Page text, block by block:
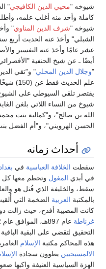
شيوخه "محيي الدين الكافيجي"
كاملة وأخذ منه أغلب علمه،
شيوخه "شرف الدين المناوي"
الشبلي" وأخذ عنه الحديث أربع
عشر عامًا وأخذ عنه التفسير
أيضًا ـ عن شيخ الحنفية
"وجلال الدين المحلي" و"تقي
علم
يقتصر تلقي السيوطي على
شيوخ من النساء اللاتي بلغن
الله بن صالح"، و"كمالية بنت
الحسن الهرويني"، و"أم الفضل
أحداث زمانه
سقطت الخلافة العباسية في بغداد
في أيدي المغول وتحطم معها كل
سقط، والخليفة الذي قُتل هو
بالمكتبة العربية الضخمة التي
كانت المصيبة أفدح، حيث زالت
غرناطة
التحقيق لتقضي على البقية
هذه المحاكم مكتبة الإسلام
الالمسيحيين يطوون سجادة
الهزة السياسية العنيفة واكبها